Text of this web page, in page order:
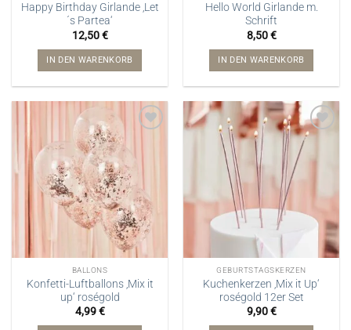
Happy Birthday Girlande ‚Let
´s Partea‘
12,50€
IN DEN WARENKORB
Hello World Girlande m.
Schrift
8,50€
IN DEN WARENKORB
BALLONS
Konfetti-Luftballons ‚Mix it
up‘ roségold
4,99€
GEBURTSTAGSKERZEN
Kuchenkerzen ‚Mix it Up‘
roségold 12er Set
9,90€